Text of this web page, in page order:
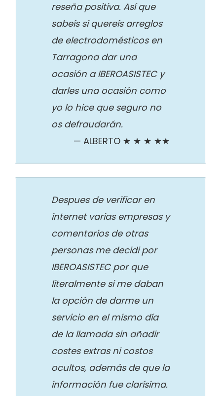
reseña positiva. Así que
sabeís si quereís arreglos
de electrodomésticos en
Tarragona dar una
ocasión a IBEROASISTEC y
darles una ocasión como
yo lo hice que seguro no
os defraudarán.
ALBERTO ★ ★ ★ ★★
Despues de verificar en
internet varias empresas y
comentarios de otras
personas me decidi por
IBEROASISTEC por que
literalmente si me daban
la opción de darme un
servicio en el mismo día
de la llamada sin añadir
costes extras ni costos
ocultos, además de que la
información fue clarísima.